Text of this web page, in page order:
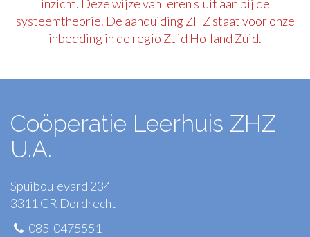
inzicht. Deze wijze van leren sluit aan bij de
systeemtheorie. De aanduiding ZHZ staat voor onze
inbedding in de regio Zuid Holland Zuid.
Coöperatie Leerhuis ZHZ
U.A.
Spuiboulevard 234
3311 GR Dordrecht
085-0475551